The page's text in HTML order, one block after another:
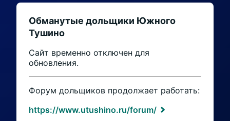
Обманутые дольщики Южного
Тушино
Сайт временно отключен для
обновления.
Форум дольщиков продолжает работать:
https://www.utushino.ru/forum/